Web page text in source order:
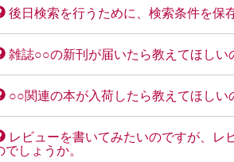
後日検索を行うために、検索条件を保
雑誌○○の新刊が届いたら教えてほしい
○○関連の本が入荷したら教えてほしい
レビューを書いてみたいのですが、レ
でしょうか。